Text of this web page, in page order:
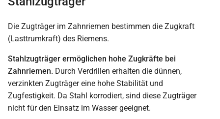
Die Zugträger im Zahnriemen bestimmen die Zugkraft
(Lasttrumkraft) des Riemens.
Stahlzugträger ermöglichen hohe Zugkräfte bei
Zahnriemen. Durch Verdrillen erhalten die dünnen,
verzinkten Zugträger eine hohe Stabilität und
Zugfestigkeit. Da Stahl korrodiert, sind diese Zugträger
nicht für den Einsatz im Wasser geeignet.